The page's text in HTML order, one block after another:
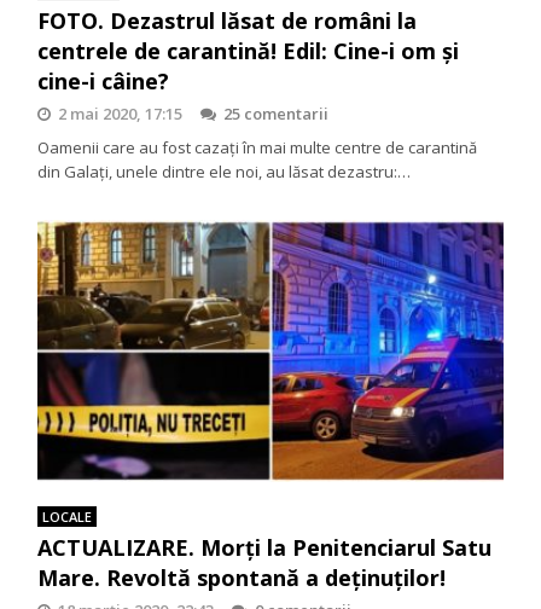
FOTO. Dezastrul lăsat de români la
centrele de carantină! Edil: Cine-i om și
cine-i câine?
2 mai 2020, 17:15
25 comentarii
Oamenii care au fost cazaţi în mai multe centre de carantină
din Galați, unele dintre ele noi, au lăsat dezastru:…
LOCALE
ACTUALIZARE. Morți la Penitenciarul Satu
Mare. Revoltă spontană a deținuților!